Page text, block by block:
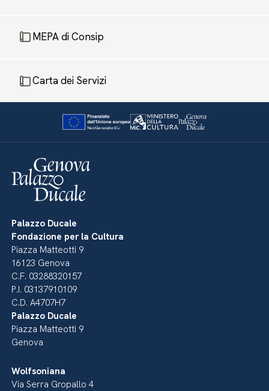
MEPA di Consip
Carta dei Servizi
Palazzo Ducale
Fondazione per la Cultura
Piazza Matteotti 9
16123 Genova
C.F. 03288320157
P.I. 03137910109
C.D. A4707H7
Palazzo Ducale
Piazza Matteotti 9
Genova
Wolfsoniana
Via Serra Gropallo 4